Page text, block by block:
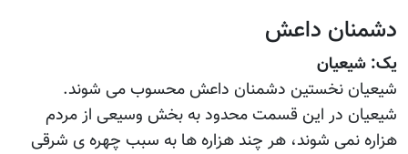
دشمنان داعش
یک: شیعیان
شیعیان نخستین دشمنان داعش محسوب می شوند.
شیعیان در این قسمت محدود به بخش وسیعی از مردم
هزاره نمی شوند، هر چند هزاره ها به سبب چهره ی شرقی